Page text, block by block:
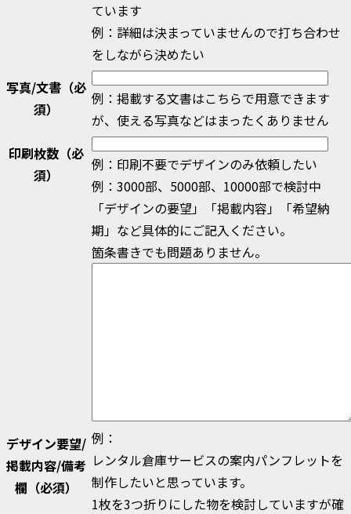
ています
例：詳細は決まっていませんので打ち合わせ
をしながら決めたい
写真/文書（必
須）
例：掲載する文書はこちらで用意できます
が、使える写真などはまったくありません
印刷枚数（必
須）
例：印刷不要でデザインのみ依頼したい
例：3000部、5000部、10000部で検討中
デザイン要望/
掲載内容/備考
欄 （必須）
「デザインの要望」「掲載内容」「希望納
期」など具体的にご記入ください。
箇条書きでも問題ありません。
例：
レンタル倉庫サービスの案内パンフレットを
制作したいと思っています。
1枚を3つ折りにした物を検討していますが確